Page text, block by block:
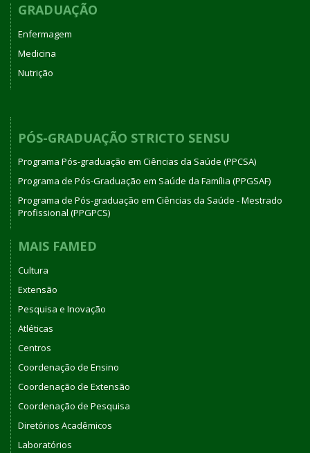
GRADUAÇÃO
Enfermagem
Medicina
Nutrição
PÓS-GRADUAÇÃO STRICTO SENSU
Programa Pós-graduação em Ciências da Saúde (PPCSA)
Programa de Pós-Graduação em Saúde da Família (PPGSAF)
Programa de Pós-graduação em Ciências da Saúde - Mestrado
Profissional (PPGPCS)
MAIS FAMED
Cultura
Extensão
Pesquisa e Inovação
Atléticas
Centros
Coordenação de Ensino
Coordenação de Extensão
Coordenação de Pesquisa
Diretórios Acadêmicos
Laboratórios